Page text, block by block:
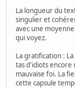
La longueur du
singulier et
avec une
qui voyez.
La gratification :
tas d'idiots encore
mauvaise foi. La
cette capsule